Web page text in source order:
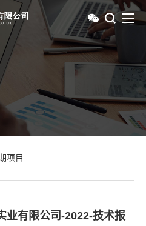
项目
业有限公司-2022-技术报